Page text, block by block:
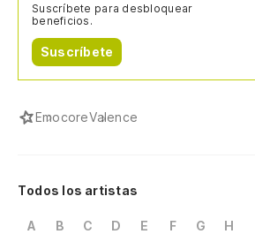
Suscríbete para desbloquear
beneficios.
Suscríbete
EmocoreValence
Todos los artistas
A B C D E F G H